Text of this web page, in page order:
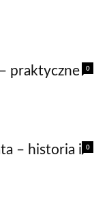
0
praktyczne
0
– historia i